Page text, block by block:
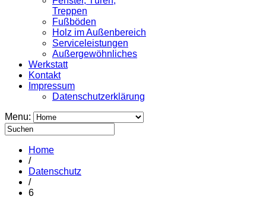
Treppen
Fußböden
Holz im Außenbereich
Serviceleistungen
Außergewöhnliches
Werkstatt
Kontakt
Impressum
Datenschutzerklärung
Menu:
Home
/
Datenschutz
/
6